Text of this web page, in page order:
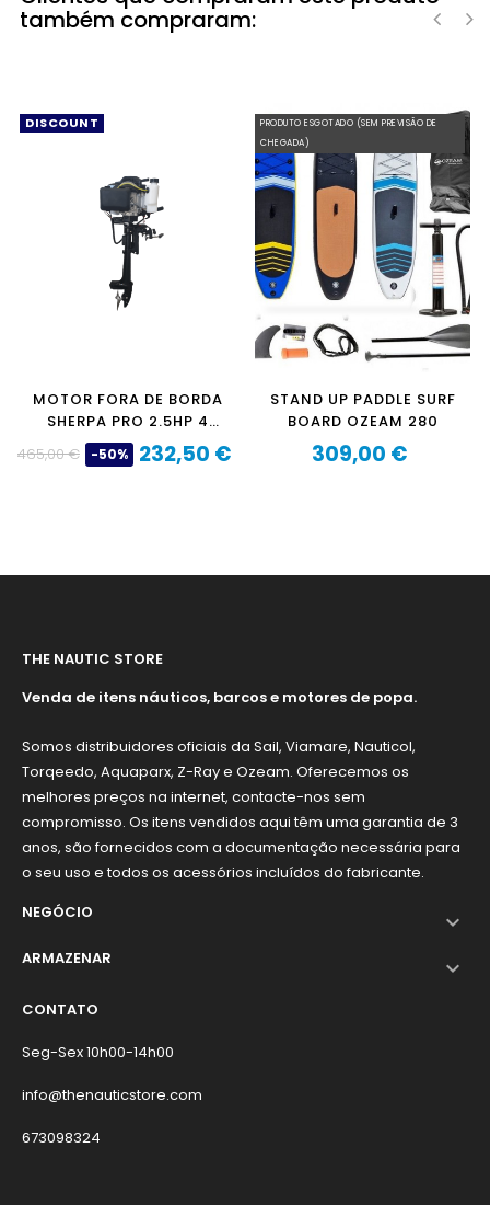
também compraram:
DISCOUNT
MOTOR FORA DE BORDA
SHERPA PRO 2.5HP 4
TEMPOS
Preço
465,00 € -50%
Preço
232,50 €
PRODUTO ESGOTADO (SEM PREVISÃO DE
CHEGADA)
STAND UP PADDLE SURF
BOARD OZEAM 280
Preço
309,00 €
THE NAUTIC STORE
Venda de itens náuticos, barcos e motores de popa.
Somos distribuidores oficiais da Sail, Viamare, Nauticol,
Torqeedo, Aquaparx, Z-Ray e Ozeam. Oferecemos os
melhores preços na internet, contacte-nos sem
compromisso. Os itens vendidos aqui têm uma garantia de 3
anos, são fornecidos com a documentação necessária para
o seu uso e todos os acessórios incluídos do fabricante.
NEGÓCIO

ARMAZENAR 
CONTATO
Seg-Sex 10h00-14h00
info@thenauticstore.com
673098324